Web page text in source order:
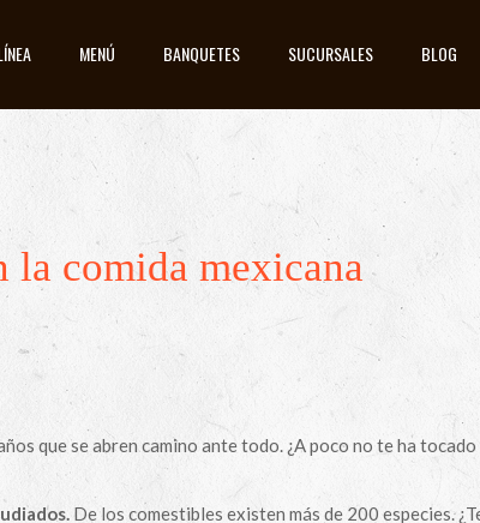
MENÚ BANQUETES SUCURSALES BLOG
la comida mexicana
que se abren camino ante todo. ¿A poco no te ha
De los comestibles existen más de 200 especies.